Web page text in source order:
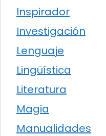
Inspirador
Investigación
Lenguaje
Lingüística
Literatura
Magia
Manualidades